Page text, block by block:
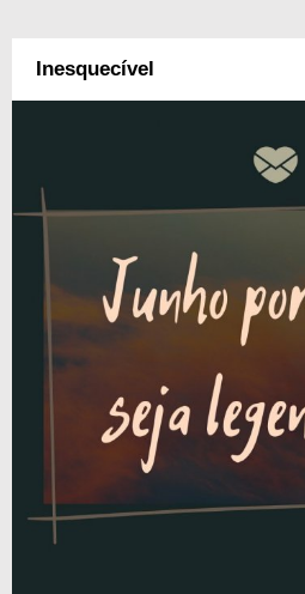
Inesquecível